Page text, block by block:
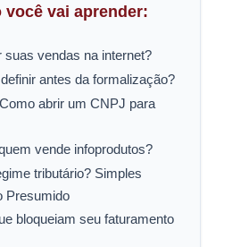
você vai aprender:
suas vendas na internet?
antes da formalização?
abrir um CNPJ para
vende infoprodutos?
tributário? Simples
Presumido
bloqueiam seu faturamento